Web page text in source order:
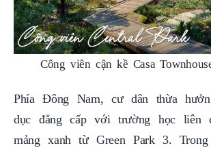
Công viên cận kề Casa
Phía Đông Nam, cư dân thừa
dục đẳng cấp với trường học liên
mảng xanh từ Green Park 3.